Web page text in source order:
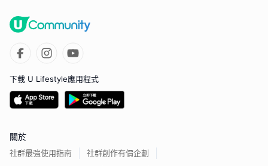
下載 U Lifestyle應用程式
關於
社群最強使用指南
社群創作有價企劃